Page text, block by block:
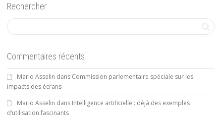
Rechercher
Commentaires récents
Mario Asselin dans Commission parlementaire spéciale sur les
impacts des écrans
Mario Asselin dans Intelligence artificielle : déjà des exemples
d’utilisation fascinants